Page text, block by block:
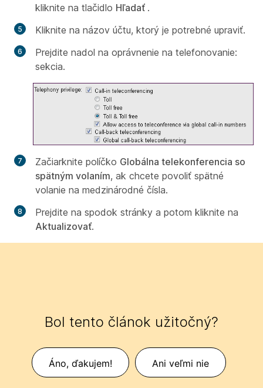
kliknite na tlačidlo Hľadať .
Kliknite na názov účtu, ktorý je potrebné upraviť.
Prejdite nadol na oprávnenie na telefonovanie:
sekcia.
Začiarknite políčko Globálna telekonferencia so
spätným volaním, ak chcete povoliť spätné
volanie na medzinárodné čísla.
Prejdite na spodok stránky a potom kliknite na
Aktualizovať.
Bol tento článok užitočný?
Áno, ďakujem! Ani veľmi nie